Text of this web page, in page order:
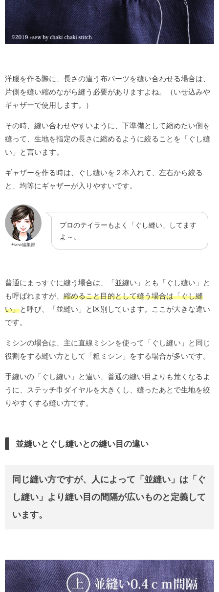
洋服を作る際に、長さの違う布パーツを縫い合わせる場合は、
片側を縫い縮めながら縫う必要がありますよね。（いせ込みや
ギャザーで使用します。）
その時、縫い合わせやすいように、下準備として縮めたい側を
縫って、生地を指定の長さに縮めるように絞ることを「ぐし縫
い」と言います。
ギャザーを作る時は、ぐし縫いを２本入れて、左右から絞る
と、均等にギャザーが入りやすいです。
+sew編集部
プロのテイラーもよく「ぐし縫い」してます
よ～。
普通にまっすぐに縫う場合は、「並縫い」とも「ぐし縫い」と
も呼ばれますが、 縮めること目的として縫う場合は「ぐし縫
い」と呼び、「並縫い」と区別しています。ここが大きな違い
です。
ミシンの場合は、主に直線ミシンを使って「ぐし縫い」と同じ
役割をする縫い方として「粗ミシン」をする場合が多いです。
手縫いの「ぐし縫い」と違い、普通の縫い目よりも荒くなるよ
うに、ステッチ巾ダイヤルを大きくし、縫ったあとで生地を絞
りやすくする縫い方です。
並縫いとぐし縫いとの縫い目の違い
同じ縫い方ですが、人によって「並縫い」は「ぐ
し縫い」より縫い目の間隔が広いものと定義して
います。